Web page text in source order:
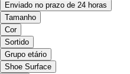
Enviado no prazo de 24 horas
Tamanho
Cor
Sortido
Grupo etário
Shoe Surface